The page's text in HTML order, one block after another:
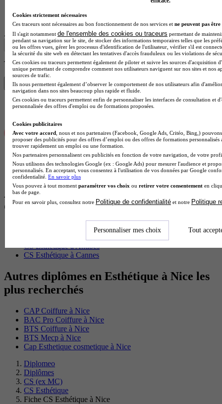
Voir l’établissement
Afficher plus de résultats
Trouve ton CS en 1 min avec Diplomeo !
Trouver mon école
Autres villes proches de Nice où faire son
CS Esthétique
CS Esthétique à La Seyne-sur-Mer
CS Esthétique à Antibes
CS Esthétique à Cannes
Autres diplômes en Esthétique à Nice les
plus recherchés
CAP Coiffure à Nice
BAC Pro Coiffure à Nice
BTS Coiffure à Nice
BTS Mecp à Nice
Cap Esthetique cosmetique à Nice
Diplomeo
Diplômes
CS (ex MC)
CS Esthétique
Fiche CS Esthétique à Nice
Cookies strictement nécessaires
Ces traceurs sont nécessaires au bon fonctionnement de nos services et ne peuvent pas être
Il s'agit notamment de l'ensemble des cookies ou traceurs permettant de
pendant sa navigation sur le site, de stocker des informations temporaires telles que les
ou les offres vues, gérer les processus d'identification de l'utilisateur, vérifier s'il est
la sécurité du site web en détectant les tentatives d'accès frauduleux ou les violations de
Ces cookies ou traceurs permettent également de piloter et suivre les sources d'acquisition
unique permettant de comprendre comment nos utilisateurs naviguent sur nos sites et nos
sources de trafic.
Ils nous permettent également d’observer le comportement de nos utilisateurs afin
navigation dans nos sites beaucoup plus rapide et fluide.
Ces cookies ou traceurs permettent enfin de personnaliser les interfaces de consultation et
personnalisée des offres d'emploi ou de formations proposées.
Cookies publicitaires
Avec votre accord , nous et nos partenaires (Facebook, Google Ads, Critéo, Bing,)
proposer des publicités pour des offres d’emploi ou des offres de formations
trouver rapidement un emploi ou une formation.
Nos partenaires personnalisent ces publicités en fonction de votre navigation, de votre
Nous utilisons des technologies Google (ex : Google Ads) pour mesurer l'audience et
personnalisés. En acceptant, vous consentez à l'utilisation de vos données par Google
confidentialité. En savoir plus
Vous pouvez à tout moment paramétrer vos choix ou retirer votre consentement en
bas de page.
Pour en savoir plus, consultez notre Politique de confidentialité et notre Politique
Personnaliser mes choix Tout